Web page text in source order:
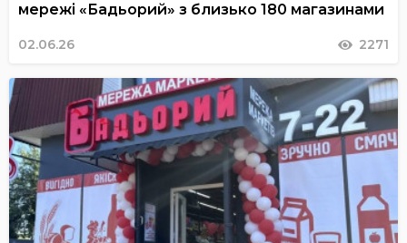
мережі «Бадьорий» з близько 180 магазинами
02.06.26 2271